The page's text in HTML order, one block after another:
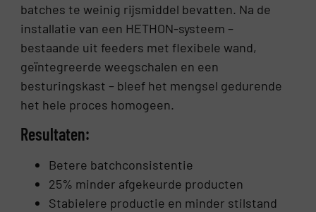
batches te weinig rijsmiddel bevatten. Na de
installatie van een HETHON-systeem –
bestaande uit feeders met flexibele wand,
geïntegreerde weegschalen en een
besturingskast – bleef het mengsel gedurende
het hele proces homogeen.
Resultaten:
Betere batchconsistentie
25% minder afgekeurde producten
Stabielere productie en minder stilstand